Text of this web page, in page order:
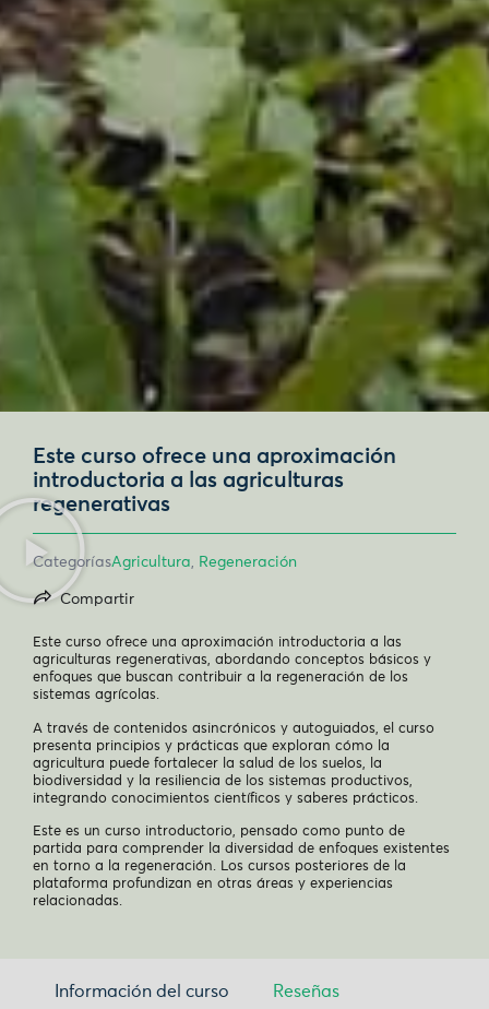
Este curso ofrece una aproximación
introductoria a las agriculturas
regenerativas
CategoríasAgricultura, Regeneración
Compartir
Este curso ofrece una aproximación introductoria a las
agriculturas regenerativas, abordando conceptos básicos y
enfoques que buscan contribuir a la regeneración de los
sistemas agrícolas.
A través de contenidos asincrónicos y autoguiados, el curso
presenta principios y prácticas que exploran cómo la
agricultura puede fortalecer la salud de los suelos, la
biodiversidad y la resiliencia de los sistemas productivos,
integrando conocimientos científicos y saberes prácticos.
Este es un curso introductorio, pensado como punto de
partida para comprender la diversidad de enfoques existentes
en torno a la regeneración. Los cursos posteriores de la
plataforma profundizan en otras áreas y experiencias
relacionadas.
Información del curso Reseñas